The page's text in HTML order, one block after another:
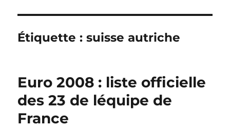
Étiquette :suisse autriche
Euro 2008 : liste officielle
des 23 de léquipe de
France